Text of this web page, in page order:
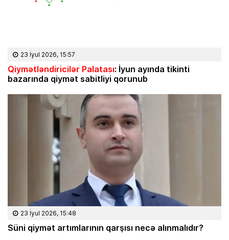
23 İyul 2026, 15:57
Qiymətləndiricilər Palatası: İyun ayında tikinti
bazarında qiymət sabitliyi qorunub
23 İyul 2026, 15:48
Süni qiymət artımlarının qarşısı necə alınmalıdır?